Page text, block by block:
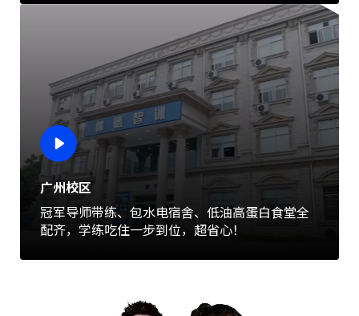
广州校区
冠军导师带练、包水电宿舍、低油高蛋白食堂全
配齐，学练吃住一步到位，超省心！